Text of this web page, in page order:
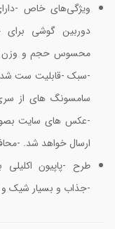
ویژگی‌های خاص -
دوربین گوشی
محسوس حجم و وزن
-سبک -قابلیت ست
-عکس های سایت
ارسال خواهد شد. -
-جذاب و بسیار شیک